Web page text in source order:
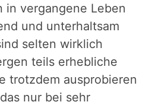
in vergangene Leben
und unterhaltsam
selten wirklich
teils erhebliche
trotzdem ausprobieren
nur bei sehr